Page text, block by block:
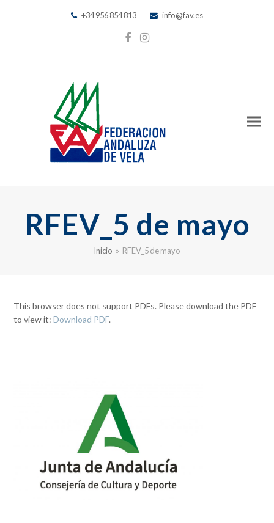
+34 956 854 813 info@fav.es
Facebook
Instagram
RFEV_5 de mayo
Inicio » RFEV_5 de mayo
This browser does not support PDFs. Please download the PDF
to view it:Download PDF.